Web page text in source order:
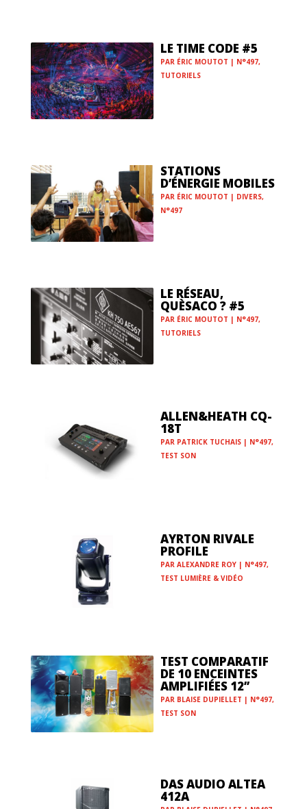
LE TIME CODE #5
PAR ÉRIC MOUTOT | N°497,
TUTORIELS
STATIONS
D’ÉNERGIE MOBILES
PAR ÉRIC MOUTOT | DIVERS,
N°497
LE RÉSEAU,
QUÈSACO ? #5
PAR ÉRIC MOUTOT | N°497,
TUTORIELS
ALLEN&HEATH CQ-
18T
PAR PATRICK TUCHAIS| N°497,
TEST SON
AYRTON RIVALE
PROFILE
PAR ALEXANDRE ROY| N°497,
TEST LUMIÈRE & VIDÉO
TEST COMPARATIF
DE 10 ENCEINTES
AMPLIFIÉES 12’’
PAR BLAISE DUPIELLET | N°497,
TEST SON
DAS AUDIO ALTEA
412A